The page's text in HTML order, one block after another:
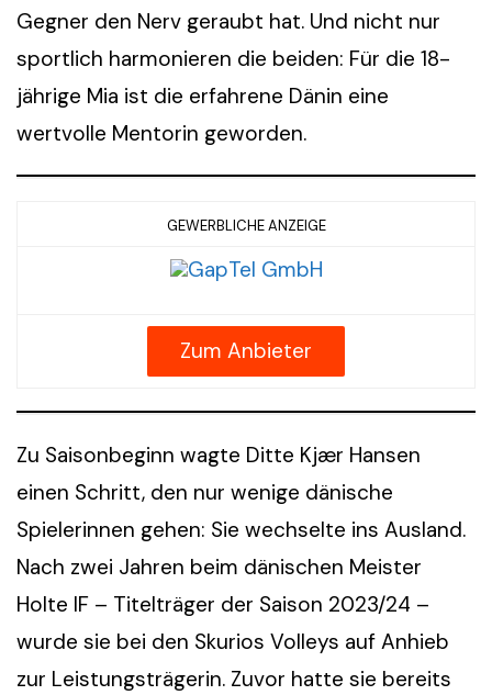
Gegner den Nerv geraubt hat. Und nicht nur
sportlich harmonieren die beiden: Für die 18-
jährige Mia ist die erfahrene Dänin eine
wertvolle Mentorin geworden.
GEWERBLICHE ANZEIGE
Zum Anbieter
Zu Saisonbeginn wagte Ditte Kjær Hansen
einen Schritt, den nur wenige dänische
Spielerinnen gehen: Sie wechselte ins Ausland.
Nach zwei Jahren beim dänischen Meister
Holte IF – Titelträger der Saison 2023/24 –
wurde sie bei den Skurios Volleys auf Anhieb
zur Leistungsträgerin. Zuvor hatte sie bereits